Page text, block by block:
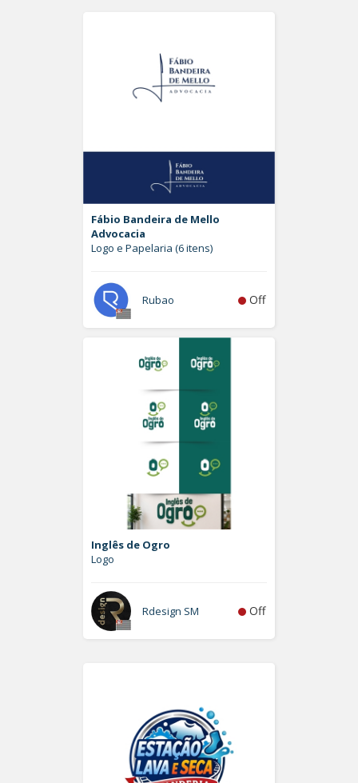
Fábio Bandeira de Mello
Advocacia
Logo e Papelaria (6 itens)
Rubao Off
Inglês de Ogro
Logo
Rdesign SM Off